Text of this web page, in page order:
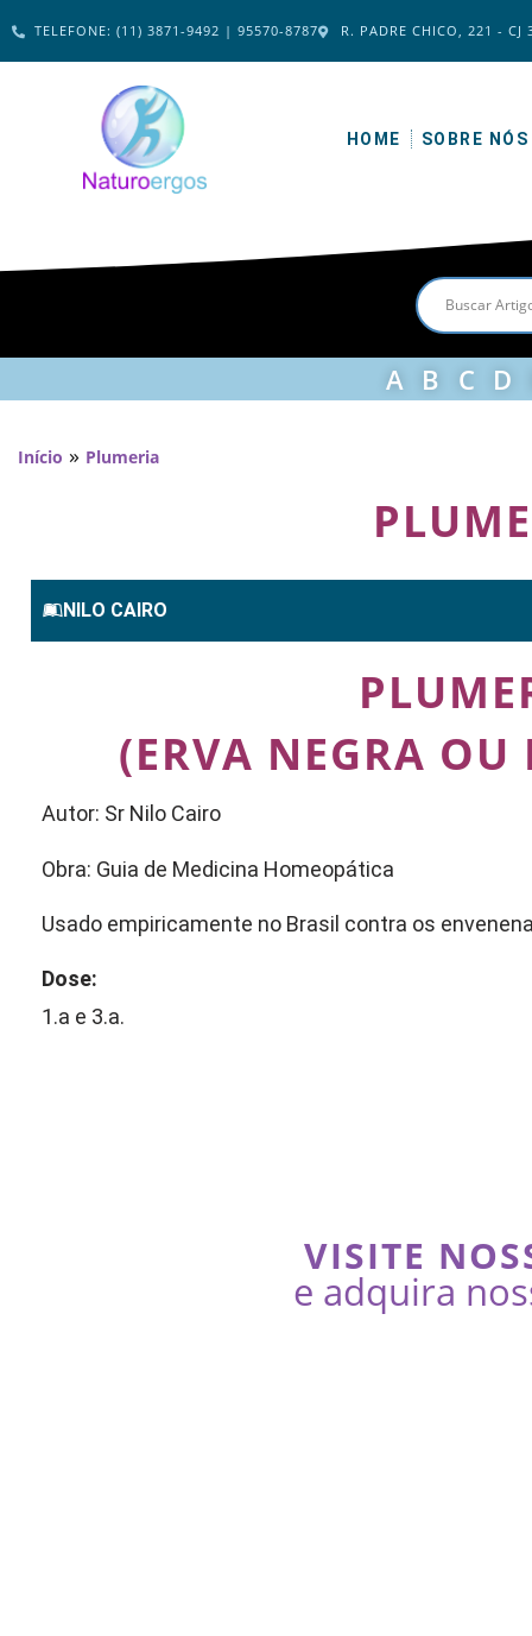
TELEFONE: (11) 3871-9492 | 95570-8787 R. PADRE CHICO, 221 - CJ
HOME SOBRE NÓS
A B C D
Início » Plumeria
NILO CAIRO
(ERVA NEGRA OU
Autor: Sr Nilo Cairo
Obra: Guia de Medicina Homeopática
Usado empiricamente no Brasil contra os
Dose:
1.a e 3.a.
VISITE
e adquira